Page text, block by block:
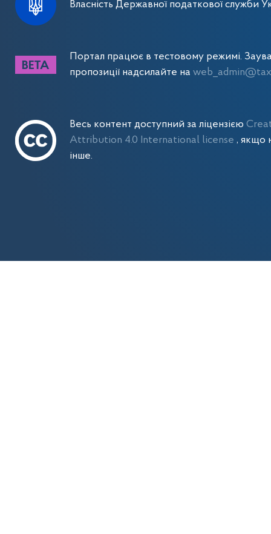
Власність Державної податкової служби
Портал працює в тестовому режимі.
пропозиції надсилайте на
Весь контент доступний за ліцензією
Attribution 4.0 International license , якщо
інше.